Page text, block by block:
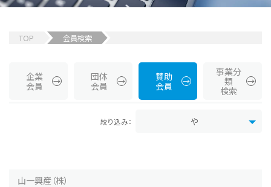
TOP 会員検索
企業
会員
団体
会員
賛助
会員
事業分
類
検索
山一興産（株）